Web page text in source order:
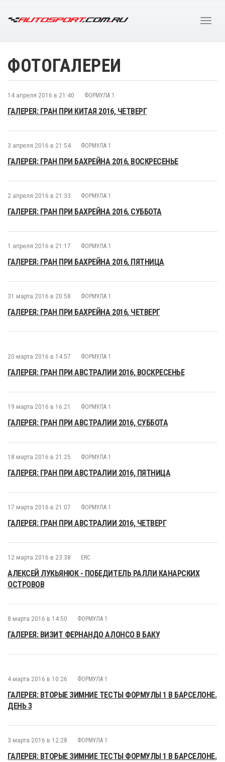
ФОТОГАЛЕРЕИ
14 апреля 2016 в 21:40 ФОРМУЛА 1
ГАЛЕРЕЯ: ГРАН ПРИ КИТАЯ 2016, ЧЕТВЕРГ
3 апреля 2016 в 21:54 ФОРМУЛА 1
ГАЛЕРЕЯ: ГРАН ПРИ БАХРЕЙНА 2016, ВОСКРЕСЕНЬЕ
2 апреля 2016 в 21:33 ФОРМУЛА 1
ГАЛЕРЕЯ: ГРАН ПРИ БАХРЕЙНА 2016, СУББОТА
1 апреля 2016 в 21:17 ФОРМУЛА 1
ГАЛЕРЕЯ: ГРАН ПРИ БАХРЕЙНА 2016, ПЯТНИЦА
31 марта 2016 в 20:58 ФОРМУЛА 1
ГАЛЕРЕЯ: ГРАН ПРИ БАХРЕЙНА 2016, ЧЕТВЕРГ
20 марта 2016 в 14:57 ФОРМУЛА 1
ГАЛЕРЕЯ: ГРАН ПРИ АВСТРАЛИИ 2016, ВОСКРЕСЕНЬЕ
19 марта 2016 в 16:21 ФОРМУЛА 1
ГАЛЕРЕЯ: ГРАН ПРИ АВСТРАЛИИ 2016, СУББОТА
18 марта 2016 в 21:25 ФОРМУЛА 1
ГАЛЕРЕЯ: ГРАН ПРИ АВСТРАЛИИ 2016, ПЯТНИЦА
17 марта 2016 в 21:07 ФОРМУЛА 1
ГАЛЕРЕЯ: ГРАН ПРИ АВСТРАЛИИ 2016, ЧЕТВЕРГ
12 марта 2016 в 23:38 ERC
АЛЕКСЕЙ ЛУКЬЯНЮК - ПОБЕДИТЕЛЬ РАЛЛИ КАНАРСКИХ
ОСТРОВОВ
8 марта 2016 в 14:50 ФОРМУЛА 1
ГАЛЕРЕЯ: ВИЗИТ ФЕРНАНДО АЛОНСО В БАКУ
4 марта 2016 в 10:26 ФОРМУЛА 1
ГАЛЕРЕЯ: ВТОРЫЕ ЗИМНИЕ ТЕСТЫ ФОРМУЛЫ 1 В БАРСЕЛОНЕ.
ДЕНЬ 3
3 марта 2016 в 12:28 ФОРМУЛА 1
ГАЛЕРЕЯ: ВТОРЫЕ ЗИМНИЕ ТЕСТЫ ФОРМУЛЫ 1 В БАРСЕЛОНЕ.